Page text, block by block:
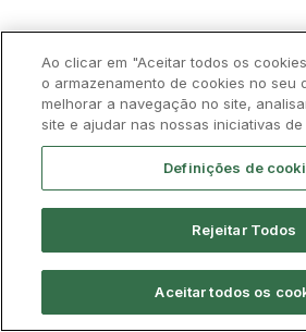
Ao clicar em "Aceitar todos os
o armazenamento de cookies no seu
melhorar a navegação no site,
site e ajudar nas nossas iniciativas de
Definições de
Rejeitar Todos
Aceitar todos os